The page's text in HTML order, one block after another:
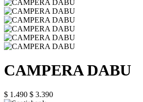
CAMPERA DABU
$ 1.490 $ 3.390